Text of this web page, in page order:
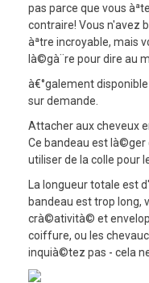
pas parce que vous
contraire! Vous n'avez
àªtre incroyable, mais
là©gà¨re pour dire au
à€°galement
sur demande.
Attacher aux cheveux
Ce bandeau est
utiliser de la colle pour
La longueur totale est
bandeau est trop long,
crà©atività© et
coiffure, ou les
inquià©tez pas - cela